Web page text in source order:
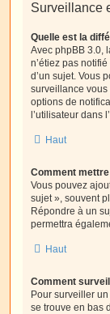
Surveillance
Quelle est la
Avec phpBB 3.0,
n’étiez pas
d’un sujet. Vous
surveillance vous
options de
l’utilisateur dans
Haut
Comment
Vous pouvez
sujet », souvent
Répondre à un
permettra
Haut
Comment
Pour surveiller
se trouve en bas